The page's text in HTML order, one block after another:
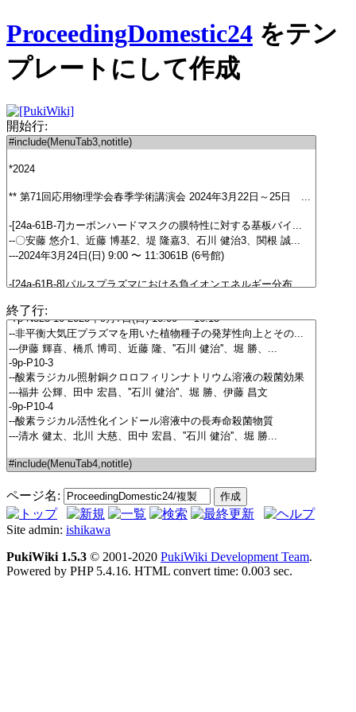
ProceedingDomestic24 をテン
プレートにして作成
開始行:
終了行:
ページ名:
Site admin: ishikawa
PukiWiki 1.5.3 © 2001-2020 PukiWiki Development Team.
Powered by PHP 5.4.16. HTML convert time: 0.003 sec.